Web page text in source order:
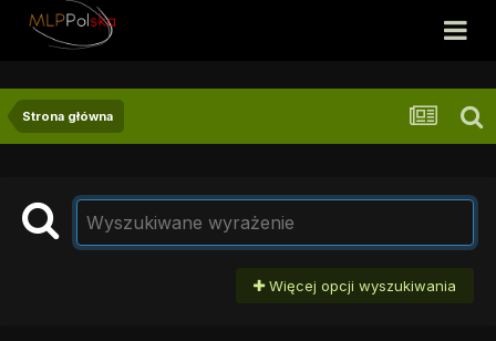
Strona główna
Więcej opcji wyszukiwania